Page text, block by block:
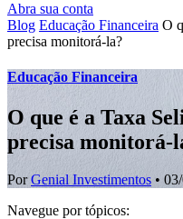
Abra sua conta
Blog Educação Financeira O
precisa monitorá-la?
Educação Financeira
O que é a Taxa
precisa monitorá-
PorGenial Investimentos •
Navegue por tópicos: